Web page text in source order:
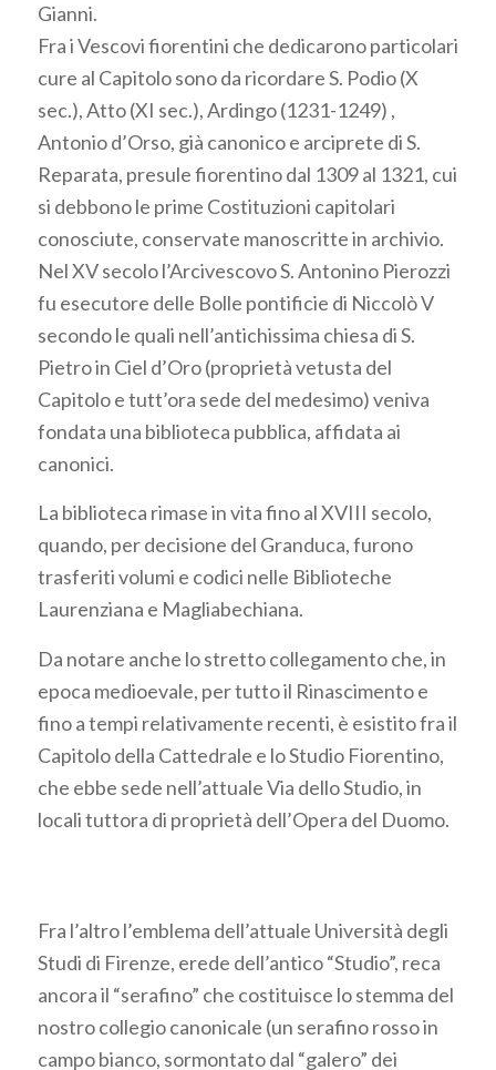
Gianni.
Fra i Vescovi fiorentini che dedicarono particolari
cure al Capitolo sono da ricordare S. Podio (X
sec.), Atto (XI sec.), Ardingo (1231-1249) ,
Antonio d’Orso, già canonico e arciprete di S.
Reparata, presule fiorentino dal 1309 al 1321, cui
si debbono le prime Costituzioni capitolari
conosciute, conservate manoscritte in archivio.
Nel XV secolo l’Arcivescovo S. Antonino Pierozzi
fu esecutore delle Bolle pontificie di Niccolò V
secondo le quali nell’antichissima chiesa di S.
Pietro in Ciel d’Oro (proprietà vetusta del
Capitolo e tutt’ora sede del medesimo) veniva
fondata una biblioteca pubblica, affidata ai
canonici.
La biblioteca rimase in vita fino al XVIII secolo,
quando, per decisione del Granduca, furono
trasferiti volumi e codici nelle Biblioteche
Laurenziana e Magliabechiana.
Da notare anche lo stretto collegamento che, in
epoca medioevale, per tutto il Rinascimento e
fino a tempi relativamente recenti, è esistito fra il
Capitolo della Cattedrale e lo Studio Fiorentino,
che ebbe sede nell’attuale Via dello Studio, in
locali tuttora di proprietà dell’Opera del Duomo.
Fra l’altro l’emblema dell’attuale Università degli
Studi di Firenze, erede dell’antico “Studio”, reca
ancora il “serafino” che costituisce lo stemma del
nostro collegio canonicale (un serafino rosso in
campo bianco, sormontato dal “galero” dei